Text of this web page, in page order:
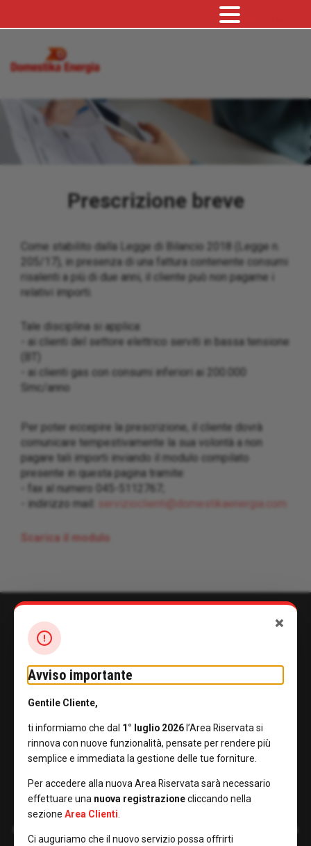
×
Avviso importante
Gentile Cliente,
ti informiamo che dal 1° luglio 2026 l’Area Riservata si
rinnova con nuove funzionalità, pensate per rendere più
semplice e immediata la gestione delle tue forniture.
Per accedere alla nuova Area Riservata sarà necessario
effettuare una nuova registrazionecliccando nella
sezione Area Clienti
Ci auguriamo che il nuovo servizio possa offrirti
Prescrizione breve
Come stabilito dalla Legge di Bilancio 2018 (Legge n.
205/17), in presenza di una fattura contenente consumi
risalenti a più di due anni, il cliente può non pagarne i
relativi importi.
Tale disciplina si applica:
- ai clienti del settore elettrico serviti in bassa tensione
- ai clienti gas con consumi inferiori ai 200.000
Smc/anno
Per poter eccepire la prescrizione, il cliente dovrà
comunicare tempestivamente la sua volontà a non
pagare tali importi inviando il modulo compilato
presente in questa pagina tramite:
- fax al numero 045-5112767;
- indirizzo mail:
servizioclienti@domestikaenergia.com
Scarica il modulo
EMERGENZA EMILIA ROMAGNA, MARCHE, TOSCANA
OFFERTA VULNERABILI GAS
SISMA CENTRO ITALIA ED ISCHIA